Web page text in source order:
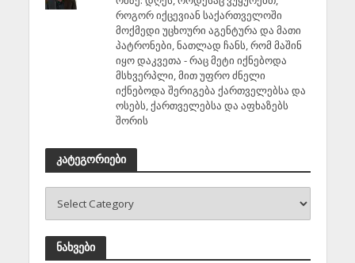
როგორ იქცევიან საქართველოში
მოქმედი უცხოური აგენტურა და მათი
პატრონები, ნათლად ჩანს, რომ მაშინ
იყო დაკვეთა - რაც მეტი იქნებოდა
მსხვერპლი, მით უფრო ძნელი
იქნებოდა შერიგება ქართველებსა და
ოსებს, ქართველებსა და აფხაზებს
შორის
კატეგორიები
ნახვები